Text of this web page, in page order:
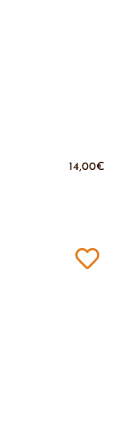
14,00€